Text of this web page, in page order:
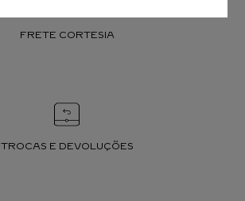
FRETE CORTESIA
TROCAS E DEVOLUÇÕES